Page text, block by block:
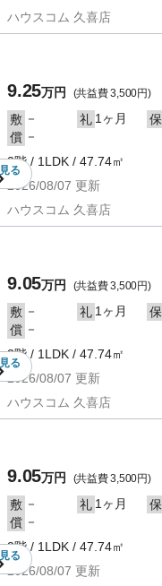
ハウスコム 久喜店
見る
9.25万円 (共益費 3,500円)
敷 － 礼 1ヶ月 保
償 －
2階 / 1LDK / 47.74㎡
2026/08/07 更新
ハウスコム 久喜店
見る
9.05万円 (共益費 3,500円)
敷 － 礼 1ヶ月 保
償 －
2階 / 1LDK / 47.74㎡
2026/08/07 更新
ハウスコム 久喜店
見る
9.05万円 (共益費 3,500円)
敷 － 礼 1ヶ月 保
償 －
2階 / 1LDK / 47.74㎡
2026/08/07 更新